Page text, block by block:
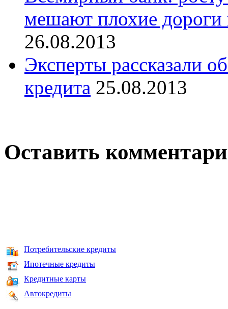
мешают плохие дороги
26.08.2013
Эксперты рассказали
кредита 25.08.2013
Оставить
Потребительские кредиты
Ипотечные кредиты
Кредитные карты
Автокредиты